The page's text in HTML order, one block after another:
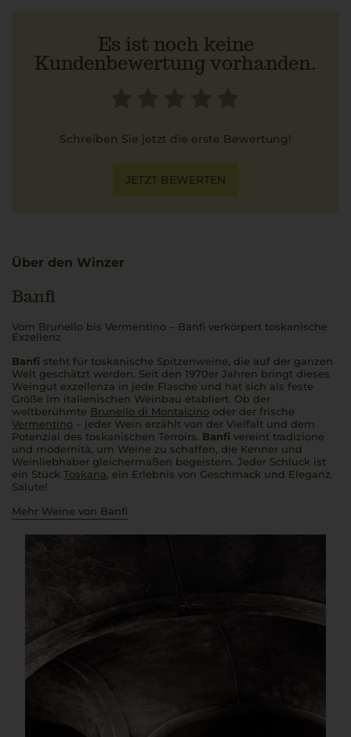
Es ist noch keine
Kundenbewertung vorhanden.
Schreiben Sie jetzt die erste Bewertung!
JETZT BEWERTEN
Über den Winzer
Banfi
Vom Brunello bis Vermentino – Banfi verkörpert toskanische
Exzellenz
Banfi steht für toskanische Spitzenweine, die auf der ganzen
Welt geschätzt werden. Seit den 1970er Jahren bringt dieses
Weingut exzellenza in jede Flasche und hat sich als feste
Größe im italienischen Weinbau etabliert. Ob der
weltberühmte Brunello di Montalcino oder der frische
Vermentino – jeder Wein erzählt von der Vielfalt und dem
Potenzial des toskanischen Terroirs. Banfi vereint tradizione
und modernità, um Weine zu schaffen, die Kenner und
Weinliebhaber gleichermaßen begeistern. Jeder Schluck ist
ein Stück Toskana, ein Erlebnis von Geschmack und Eleganz.
Salute!
Mehr Weine von Banfi